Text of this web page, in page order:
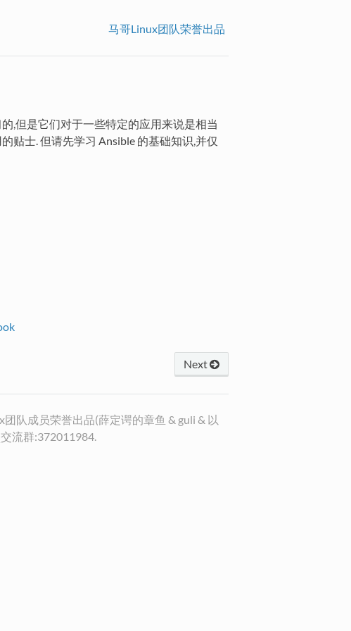
马哥Linux团队荣誉出品
,但是它们对于一些特定的应用来说是相当
贴士. 但请先学习 Ansible 的基础知识,并仅
Next
队成员荣誉出品(薛定谔的章鱼 & guli & 以
流群:372011984.